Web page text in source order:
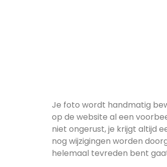
Je foto wordt handmatig
op de website al een
niet ongerust, je krijgt altijd
nog wijzigingen worden
helemaal tevreden bent